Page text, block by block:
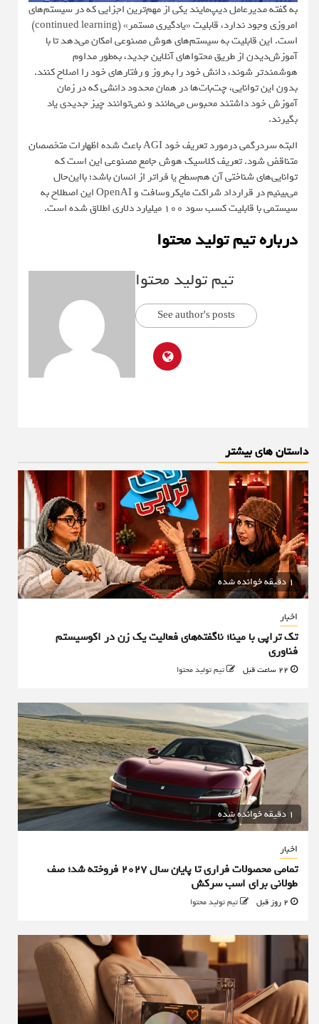
به گفته مدیرعامل دیپ‌مایند یکی از مهم‌ترین اجزایی که در سیستم‌های
امروزی وجود ندارد، قابلیت «یادگیری مستمر» (continued learning)
است. این قابلیت به سیستم‌های هوش مصنوعی امکان می‌دهد تا با
آموزش‌دیدن از طریق محتواهای آنلاین جدید، به‌طور مداوم
هوشمندتر شوند، دانش خود را به‌روز و رفتارهای خود را اصلاح کنند.
بدون این توانایی، چت‌بات‌ها در همان محدود دانشی که در زمان
آموزش خود داشتند محبوس می‌مانند و نمی‌توانند چیز جدیدی یاد
بگیرند.
البته سردرگمی درمورد تعریف خود AGI باعث شده اظهارات متخصصان
متناقض شود. تعریف کلاسیک هوش جامع مصنوعی این است که
توانایی‌های شناختی آن هم‌سطح یا فراتر از انسان باشد؛ بااین‌حال
می‌بینیم در قرارداد شراکت مایکروسافت و OpenAI این اصطلاح به
سیستمی با قابلیت کسب سود ۱۰۰ میلیارد دلاری اطلاق شده است.
درباره تیم تولید محتوا
تیم تولید محتوا
See author's posts
داستان های بیشتر
1 دقیقه خوانده شده
اخبار
تک تراپی با مینا؛ ناگفته‌های فعالیت یک زن در اکوسیستم
فناوری
تیم تولید محتوا
1 دقیقه خوانده شده
اخبار
تمامی محصولات فراری تا پایان سال ۲۰۲۷ فروخته شد؛ صف
طولانی برای اسب سرکش
تیم تولید محتوا